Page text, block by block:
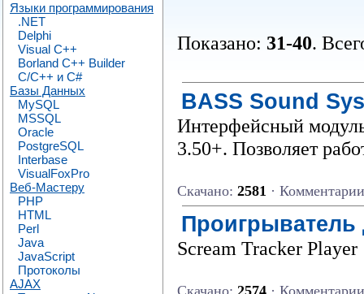
Языки программирования
.NET
Delphi
Visual C++
Borland C++ Builder
C/С++ и C#
Базы Данных
MySQL
MSSQL
Oracle
PostgreSQL
Interbase
VisualFoxPro
Веб-Мастеру
PHP
HTML
Perl
Java
JavaScript
Протоколы
AJAX
Показано: 31-40.
BASS Sound
Интерфейсный
3.50+. Позволяет
Скачано: 2581 ·
Проигрыватель
Scream Tracker Player